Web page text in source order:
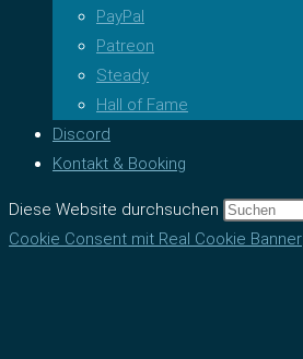
PayPal
Patreon
Steady
Hall of Fame
Discord
Kontakt & Booking
Diese Website durchsuchen
Cookie Consent mit Real Cookie Banner